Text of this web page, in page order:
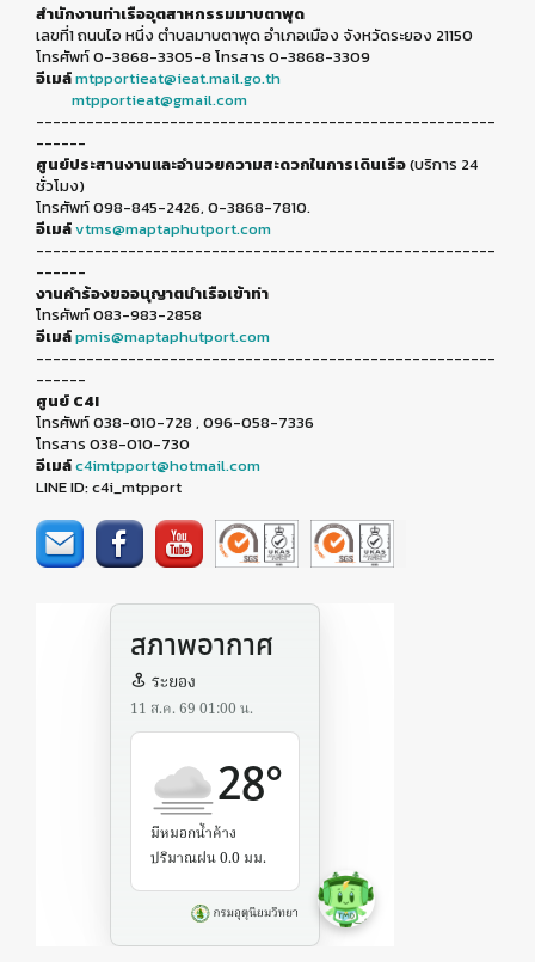
สำนักงานท่าเรืออุตสาหกรรมมาบตาพุด
เลขที่1 ถนนไอ หนึ่ง ตำบลมาบตาพุด อำเภอเมือง จังหวัดระยอง 21150
โทรศัพท์ 0-3868-3305-8 โทรสาร 0-3868-3309
อีเมล์mtpportieat@ieat.mail.go.th
mtpportieat@gmail.com
-------------------------------------------------------
------
ศูนย์ประสานงานและอำนวยความสะดวกในการเดินเรือ(บริการ 24
ชั่วโมง)
โทรศัพท์ 098-845-2426, 0-3868-7810.
อีเมล์vtms@maptaphutport.com
-------------------------------------------------------
------
งานคำร้องขออนุญาตนำเรือเข้าท่า
โทรศัพท์ 083-983-2858
อีเมล์pmis@maptaphutport.com
-------------------------------------------------------
------
ศูนย์ C4I
โทรศัพท์ 038-010-728 , 096-058-7336
โทรสาร 038-010-730
อีเมล์c4imtpport@hotmail.com
LINE ID: c4i_mtpport